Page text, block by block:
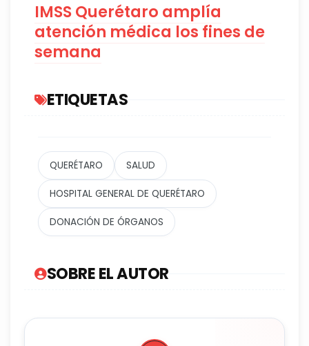
IMSS Querétaro amplía
atención médica los fines de
semana
ETIQUETAS
QUERÉTARO SALUD
HOSPITAL GENERAL DE QUERÉTARO
DONACIÓN DE ÓRGANOS
SOBRE EL AUTOR